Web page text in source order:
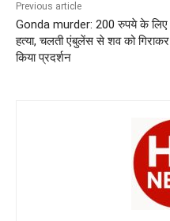
k
Previous article
Gonda murder: 200 रुपये के लिए
हत्या, चलती एंबुलेंस से शव को गिराकर
किया प्रदर्शन